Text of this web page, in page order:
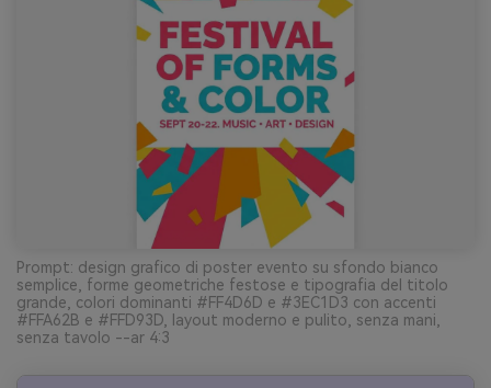
Prompt: design grafico di poster evento su sfondo bianco
semplice, forme geometriche festose e tipografia del titolo
grande, colori dominanti #FF4D6D e #3EC1D3 con accenti
#FFA62B e #FFD93D, layout moderno e pulito, senza mani,
senza tavolo --ar 4:3